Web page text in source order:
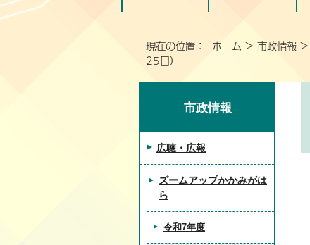
現在の位置： ホーム > 市政情報 >
25日）
市政情報
広聴・広報
ズームアップかかみがは
ら
令和7年度